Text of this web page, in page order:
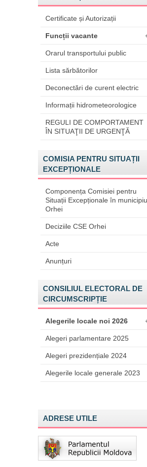
Certificate și Autorizații
Funcții vacante
Orarul transportului public
Lista sărbătorilor
Deconectări de curent electric
Informații hidrometeorologice
REGULI DE COMPORTAMENT
ÎN SITUAŢII DE URGENŢĂ
COMISIA PENTRU SITUAȚII
EXCEPȚIONALE
Componența Comisiei pentru
Situații Excepționale în
Orhei
Deciziile CSE Orhei
Acte
Anunțuri
CONSILIUL ELECTORAL DE
CIRCUMSCRIPȚIE
Alegerile locale noi 2026
Alegeri parlamentare 2025
Alegeri prezidențiale 2024
Alegerile locale generale 2023
ADRESE UTILE